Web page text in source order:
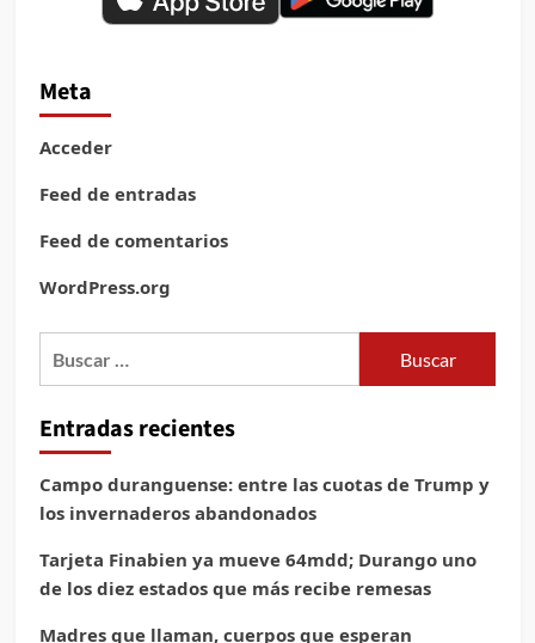
Meta
Acceder
Feed de entradas
Feed de comentarios
WordPress.org
Entradas recientes
Campo duranguense: entre las cuotas de Trump y
los invernaderos abandonados
Tarjeta Finabien ya mueve 64mdd; Durango uno
de los diez estados que más recibe remesas
Madres que llaman, cuerpos que esperan